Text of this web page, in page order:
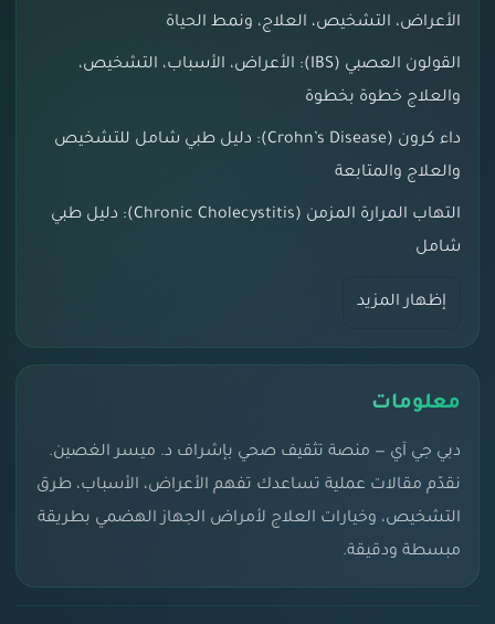
الأعراض، التشخيص، العلاج، ونمط الحياة
القولون العصبي (IBS): الأعراض، الأسباب، التشخيص،
والعلاج خطوة بخطوة
داء كرون (Crohn’s Disease): دليل طبي شامل للتشخيص
والعلاج والمتابعة
التهاب المرارة المزمن (Chronic Cholecystitis): دليل طبي
شامل
إظهار المزيد
معلومات
دبي جي آي — منصة تثقيف صحي بإشراف د. ميسر الغصين.
نقدّم مقالات عملية تساعدك تفهم الأعراض، الأسباب، طرق
التشخيص، وخيارات العلاج لأمراض الجهاز الهضمي بطريقة
مبسطة ودقيقة.